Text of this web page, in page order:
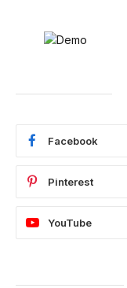
Facebook
Pinterest
YouTube